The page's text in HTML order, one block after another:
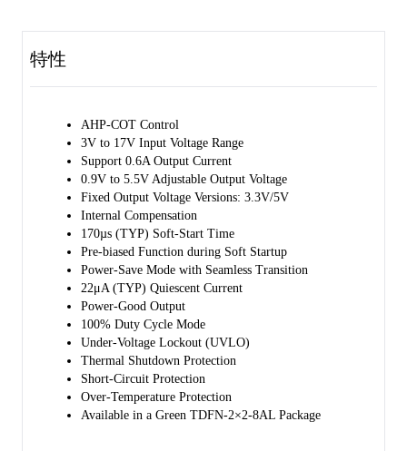
voltage versions. The enable input (EN) and power- good output (PG)
pins provide power sequencing capability.
DCM/CCM changeover level.
In the shutdown mode, the device is completely turned off and the
current consumption drops to 1.2μA (TYP).
The SGM61101 is available in a Green TDFN-2×2-8AL package.
特性
AHP-COT Control
3V to 17V Input Voltage Range
Support 0.6A Output Current
0.9V to 5.5V Adjustable Output Voltage
Fixed Output Voltage Versions: 3.3V/5V
Internal Compensation
170µs (TYP) Soft-Start Time
Pre-biased Function during Soft Startup
Power-Save Mode with Seamless Transition
22μA (TYP) Quiescent Current
Power-Good Output
100% Duty Cycle Mode
Under-Voltage Lockout (UVLO)
Thermal Shutdown Protection
Short-Circuit Protection
Over-Temperature Protection
Available in a Green TDFN-2×2-8AL Package